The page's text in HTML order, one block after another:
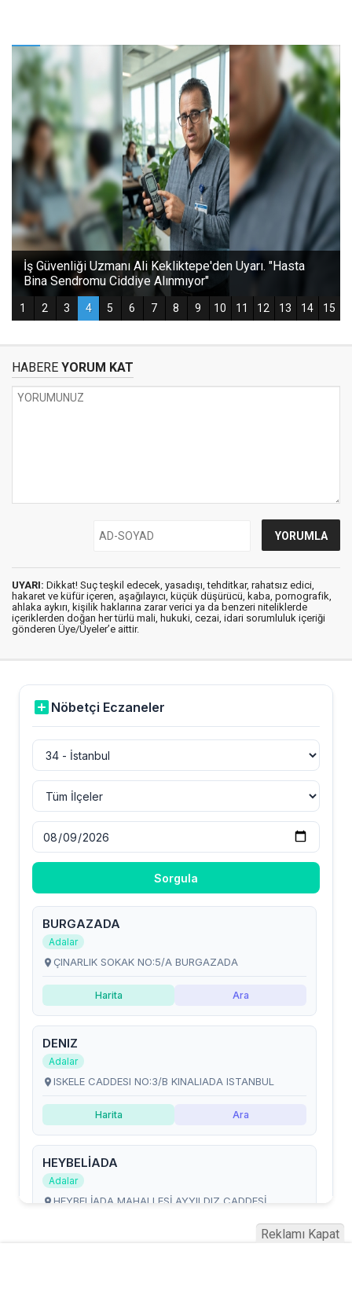
HABERE YORUM KAT
UYARI: Dikkat! Suç teşkil edecek, yasadışı, tehditkar, rahatsız edici,
hakaret ve küfür içeren, aşağılayıcı, küçük düşürücü, kaba, pornografik,
ahlaka aykırı, kişilik haklarına zarar verici ya da benzeri niteliklerde
içeriklerden doğan her türlü mali, hukuki, cezai, idari sorumluluk içeriği
gönderen Üye/Üyeler’e aittir.
Reklamı Kapat